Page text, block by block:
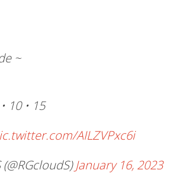
~
10 • 15
AILZVPxc6i
January 16, 2023